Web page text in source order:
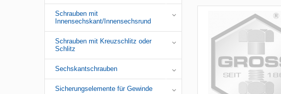
Schrauben mit
Innensechskant/Innensechsrund
Schrauben mit Kreuzschlitz oder
Schlitz
Sechskantschrauben
Sicherungselemente für Gewinde